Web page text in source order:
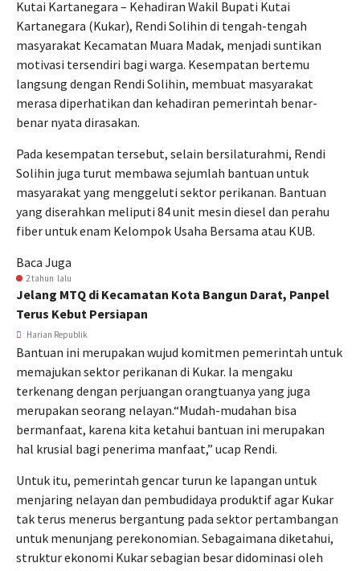
Kutai Kartanegara – Kehadiran Wakil Bupati Kutai
Kartanegara (Kukar), Rendi Solihin di tengah-tengah
masyarakat Kecamatan Muara Madak, menjadi suntikan
motivasi tersendiri bagi warga. Kesempatan bertemu
langsung dengan Rendi Solihin, membuat masyarakat
merasa diperhatikan dan kehadiran pemerintah benar-
benar nyata dirasakan.
Pada kesempatan tersebut, selain bersilaturahmi, Rendi
Solihin juga turut membawa sejumlah bantuan untuk
masyarakat yang menggeluti sektor perikanan. Bantuan
yang diserahkan meliputi 84 unit mesin diesel dan perahu
fiber untuk enam Kelompok Usaha Bersama atau KUB.
Baca Juga
2 tahun lalu
Jelang MTQ di Kecamatan Kota Bangun Darat, Panpel
Terus Kebut Persiapan
Harian Republik
Bantuan ini merupakan wujud komitmen pemerintah untuk
memajukan sektor perikanan di Kukar. Ia mengaku
terkenang dengan perjuangan orangtuanya yang juga
merupakan seorang nelayan.“Mudah-mudahan bisa
bermanfaat, karena kita ketahui bantuan ini merupakan
hal krusial bagi penerima manfaat,” ucap Rendi.
Untuk itu, pemerintah gencar turun ke lapangan untuk
menjaring nelayan dan pembudidaya produktif agar Kukar
tak terus menerus bergantung pada sektor pertambangan
untuk menunjang perekonomian. Sebagaimana diketahui,
struktur ekonomi Kukar sebagian besar didominasi oleh